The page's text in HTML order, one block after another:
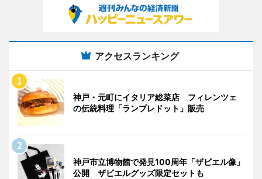
アクセスランキング
神戸・元町にイタリア総菜店 フィレンツェ
の伝統料理「ランプレドット」販売
神戸市立博物館で発見100周年「ザビエル像」
公開 ザビエルグッズ限定セットも